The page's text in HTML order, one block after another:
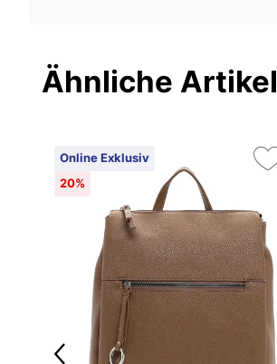
Ähnliche Artikel
Online Exklusiv
20%